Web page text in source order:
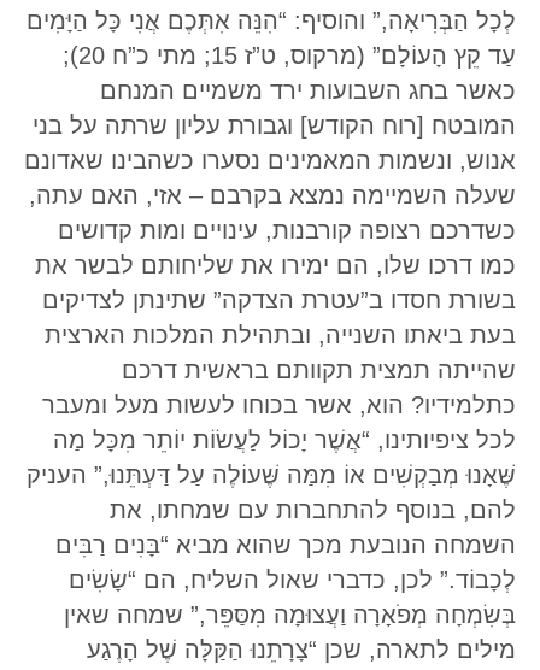
לְכָל הַבְּרִיאָה,” והוסיף: “הִנֵּה אִתְּכֶם אֲנִי כָּל הַיָּמִים
עַד קֵץ הָעוֹלָם” (מרקוס, ט”ז 15; מתי כ”ח 20);
כאשר בחג השבועות ירד משמיים המנחם
המובטח [רוח הקודש] וגבורת עליון שרתה על בני
אנוש, ונשמות המאמינים נסערו כשהבינו שאדונם
שעלה השמיימה נמצא בקרבם – אזי, האם עתה,
כשדרכם רצופה קורבנות, עינויים ומות קדושים
כמו דרכו שלו, הם ימירו את שליחותם לבשר את
בשורת חסדו ב”עטרת הצדקה” שתינתן לצדיקים
בעת ביאתו השנייה, ובתהילת המלכות הארצית
שהייתה תמצית תקוותם בראשית דרכם
כתלמידיו? הוא, אשר בכוחו לעשות מעל ומעבר
לכל ציפיותינו, “אֲשֶׁר יָכוֹל לַעֲשׂוֹת יוֹתֵר מִכָּל מַה
שֶּׁאָנוּ מְבַקְשִׁים אוֹ מִמַּה שֶּׁעוֹלֶה עַל דַּעְתֵּנוּ,” העניק
להם, בנוסף להתחברות עם שמחתו, את
השמחה הנובעת מכך שהוא מביא “בָּנִים רַבִּים
לְכָבוֹד.” לכן, כדברי שאול השליח, הם “שָׂשִׂים
בְּשִׂמְחָה מְפֹאָרָה וַעֲצוּמָה מִסַּפֵּר,” שמחה שאין
מילים לתארה, שכן “צָרָתֵנוּ הַקַּלָּה שֶׁל הָרֶגַע